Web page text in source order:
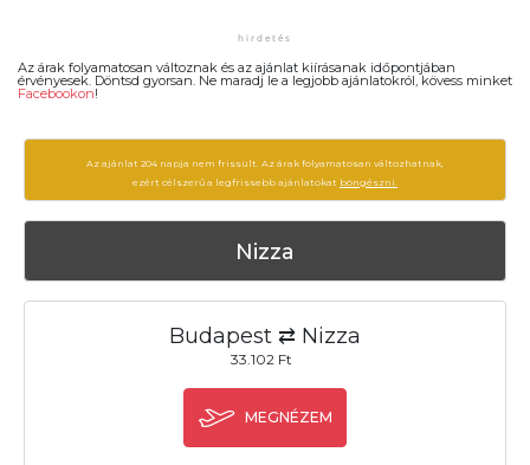
Az árak folyamatosan változnak és az ajánlat kiírásanak időpontjában
érvényesek. Döntsd gyorsan. Ne maradj le a legjobb ajánlatokról, kövess minket
Facebookon!
Az ajánlat 204 napja nem frissült. Az árak folyamatosan változhatnak,
ezért célszerű a legfrissebb ajánlatokat böngészni.
Nizza
Budapest ⇄ Nizza
33.102 Ft
MEGNÉZEM